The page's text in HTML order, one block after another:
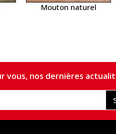
Mouton naturel
nos dernières